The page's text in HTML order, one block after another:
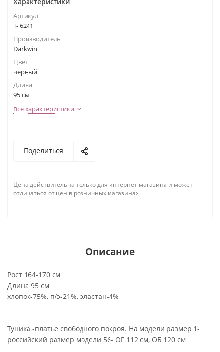
Артикул
Т- 6241
Производитель
Darkwin
Цвет
черный
Длина
95 см
Все характеристики
Поделиться
Цена действительна только для интернет-магазина и может
отличаться от цен в розничных магазинах
Описание
Рост 164-170 см
Длина 95 см
хлопок-75%, п/э-21%, эластан-4%
Туника -платье свободного покроя. На модели размер 1-
российский размер модели 56- ОГ 112 см, ОБ 120 см